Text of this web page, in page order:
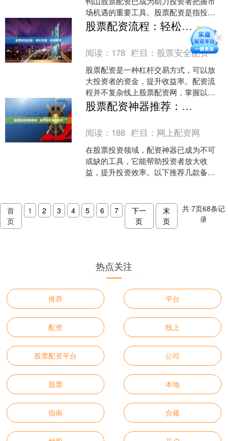
场机遇的重要工具。股票配资是指投资
者通过向配资公司借入资金，放大投资
本金，从而提高投资收益的....
股票配资流程：轻松掌握，快速配资
阅读： 178 栏目： 股票安全配资
股票配资是一种杠杆交易方式，可以放
大投资者的资金，提升收益率。配资流
程并不复杂线上股票配资网，掌握以下
步骤即可轻松配资： **1. 选择配资平台**
选择正规、....
股票配资神器推荐：助你轻松掌控投资
阅读： 188 栏目： 网上配资网
在股票投资领域，配资神器已成为不可
或缺的工具，它能帮助投资者放大收
益，提升投资效率。以下推荐几款备受
首
页
1 2 3 4 5 6 7
下一
页
末
页
共7页68条记
录
热点关注
推荐 平台
配资 线上
股票配资平台 公司
股票 本地
指南 合规